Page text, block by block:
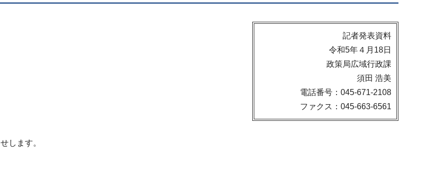
記者発表資料
令和5年４月18日
政策局広域行政課
須田 浩美
電話番号：045-671-2108
ファクス：045-663-6561
します。